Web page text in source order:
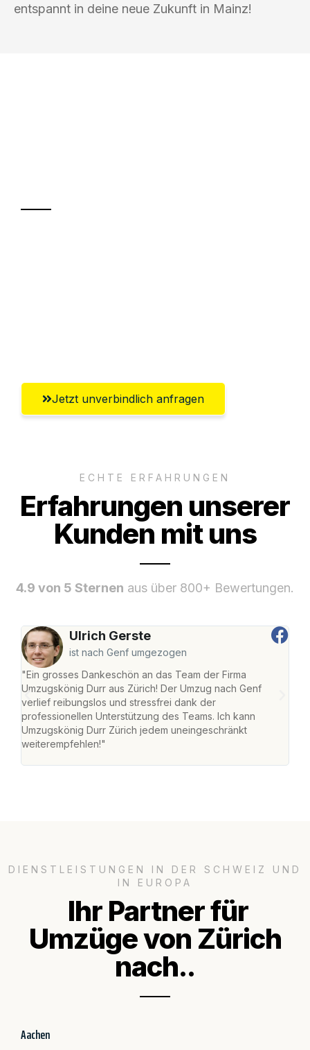
entspannt in deine neue Zukunft in Mainz!
Jetzt unverbindlich anfragen
ECHTE ERFAHRUNGEN
Erfahrungen unserer
Kunden mit uns
4.9 von 5 Sternen aus über 800+ Bewertungen.
Ulrich Gerste
ist nach Genf umgezogen
"Ein grosses Dankeschön an das Team der Firma
Umzugskönig Durr aus Zürich! Der Umzug nach Genf
verlief reibungslos und stressfrei dank der
professionellen Unterstützung des Teams. Ich kann
Umzugskönig Durr Zürich jedem uneingeschränkt
weiterempfehlen!"
DIENSTLEISTUNGEN IN DER SCHWEIZ UND
IN EUROPA
Ihr Partner für
Umzüge von Zürich
nach..
Aachen